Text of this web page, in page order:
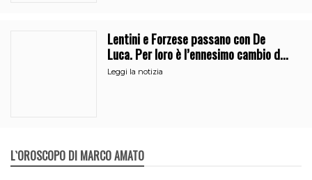
Lentini e Forzese passano con De
Luca. Per loro è l’ennesimo cambio di
partito
Leggi la notizia
L`OROSCOPO DI MARCO AMATO